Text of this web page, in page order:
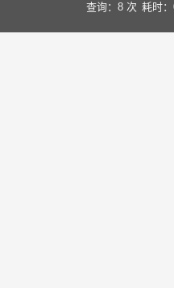
查询：8 次 耗时